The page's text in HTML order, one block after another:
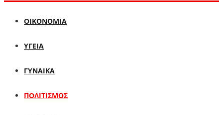
ΟΙΚΟΝΟΜΙΑ
ΥΓΕΙΑ
ΓΥΝΑΙΚΑ
ΠΟΛΙΤΙΣΜΟΣ